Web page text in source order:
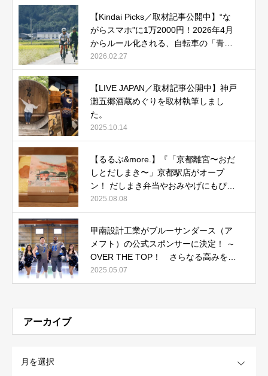
【Kindai Picks／取材記事公開中】“な
がらスマホ”に1万2000円！2026年4月
からルール化される、自転車の「青切
符」とは？
2026.02.27
【LIVE JAPAN／取材記事公開中】神戸
灘五郷酒蔵めぐりを取材執筆しまし
た。
2025.10.14
【るるぶ&more.】『「京都離宮〜おだ
しとだしまき〜」京都駅店がオープ
ン！ だしまき弁当やおみやげにもぴっ
たりな人気メニューをご紹介』記事公
開中
2025.08.08
甲南設計工業がブルーサンダース（ア
メフト）の公式スポンサーに決定！ ～
OVER THE TOP！ さらなる高みを目
指して～
2025.05.07
アーカイブ